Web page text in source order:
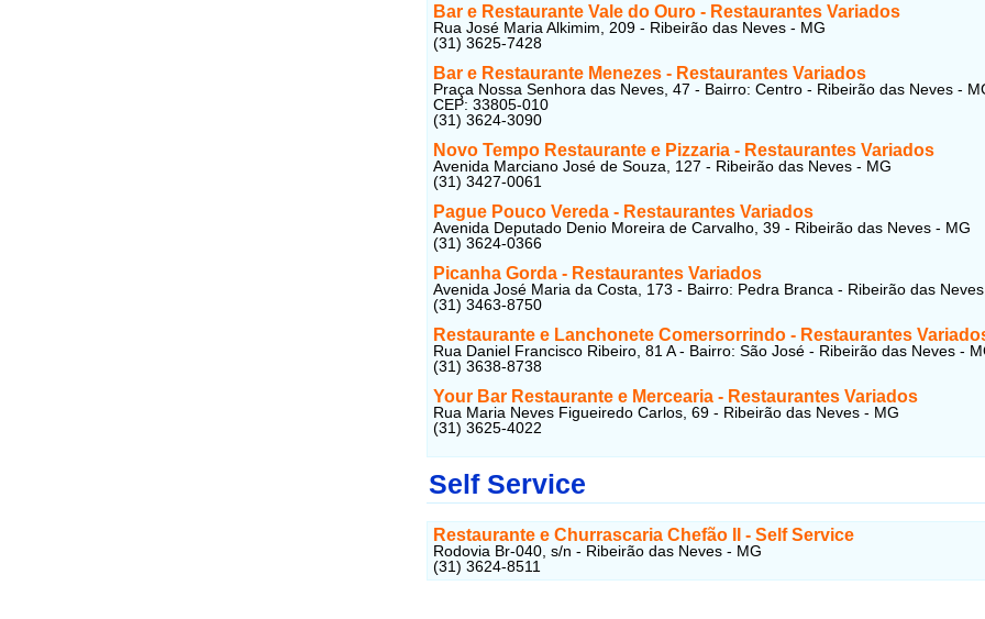
Bar e Restaurante Vale do Ouro - Restaurantes Variados
Rua José Maria Alkimim, 209 - Ribeirão das Neves - MG
(31) 3625-7428
Bar e Restaurante Menezes - Restaurantes Variados
Praça Nossa Senhora das Neves, 47 - Bairro: Centro - Ribeirão das Neves -
CEP: 33805-010
(31) 3624-3090
Novo Tempo Restaurante e Pizzaria - Restaurantes Variados
Avenida Marciano José de Souza, 127 - Ribeirão das Neves - MG
(31) 3427-0061
Pague Pouco Vereda - Restaurantes Variados
Avenida Deputado Denio Moreira de Carvalho, 39 - Ribeirão das Neves - MG
(31) 3624-0366
Picanha Gorda - Restaurantes Variados
Avenida José Maria da Costa, 173 - Bairro: Pedra Branca - Ribeirão das
(31) 3463-8750
Restaurante e Lanchonete Comersorrindo - Restaurantes
Rua Daniel Francisco Ribeiro, 81 A - Bairro: São José - Ribeirão das Neves -
(31) 3638-8738
Your Bar Restaurante e Mercearia - Restaurantes Variados
Rua Maria Neves Figueiredo Carlos, 69 - Ribeirão das Neves - MG
(31) 3625-4022
Self Service
Restaurante e Churrascaria Chefão II - Self Service
Rodovia Br-040, s/n - Ribeirão das Neves - MG
(31) 3624-8511